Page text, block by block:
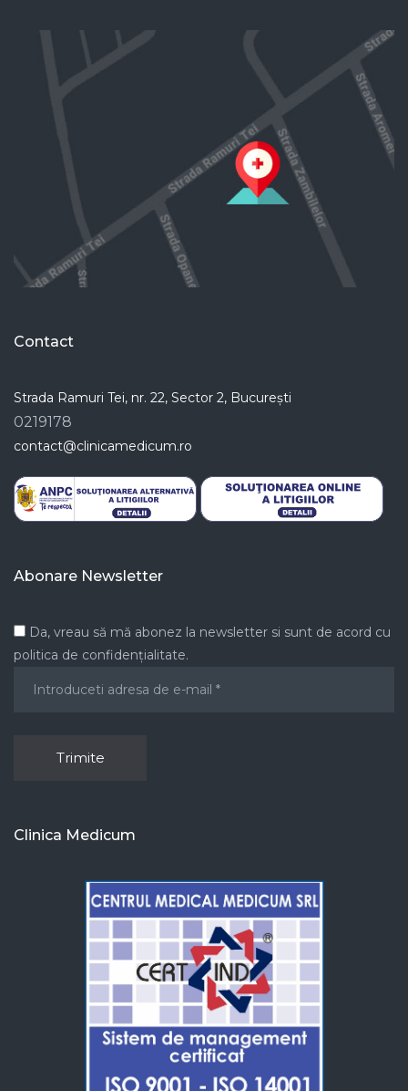
Contact
Strada Ramuri Tei, nr. 22, Sector 2, București
0219178
contact@clinicamedicum.ro
Abonare Newsletter
Da, vreau să mă abonez la newsletter si sunt de acord cu
politica de confidențialitate.
Clinica Medicum